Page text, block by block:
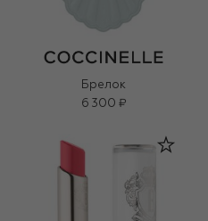
Брелок
6 300 ₽